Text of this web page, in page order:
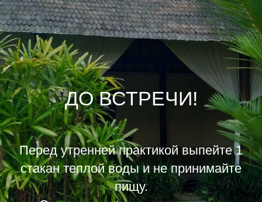
ДО ВСТРЕЧИ!
Перед утренней практикой выпейте 1
стакан теплой воды и не принимайте
пищу.